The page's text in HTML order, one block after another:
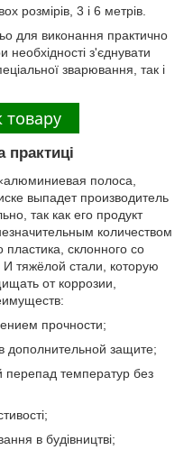
розмірів, 3 і 6 метрів.
для виконання практично
необхідності з'єднувати
зварювання, так і
практиці
полоса,
выпадет производитель
так как его продукт
количеством
склонного со
тяжёлой стали, которую
от коррозии,
прочности;
дополнительной защите;
перепад температур без
в будівництві;